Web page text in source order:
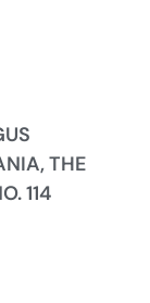
THE
114